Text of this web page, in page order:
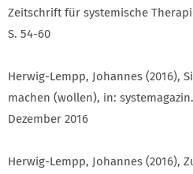
Zeitschrift für systemische
S. 54-60
Herwig-Lempp, Johannes (2016),
machen (wollen), in:
Dezember 2016
Herwig-Lempp, Johannes (2016),